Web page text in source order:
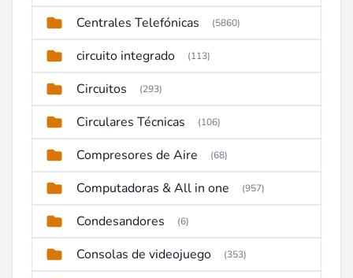
Centrales Telefónicas (5860)
circuito integrado (113)
Circuitos (293)
Circulares Técnicas (106)
Compresores de Aire (68)
Computadoras & All in one (957)
Condesandores (6)
Consolas de videojuego (353)